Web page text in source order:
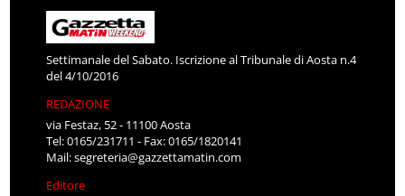
Settimanale del Sabato. Iscrizione al Tribunale di Aosta n.4
del 4/10/2016
REDAZIONE
via Festaz, 52 - 11100 Aosta
Tel: 0165/231711 - Fax: 0165/1820141
Mail:segreteria@gazzettamatin.com
Editore